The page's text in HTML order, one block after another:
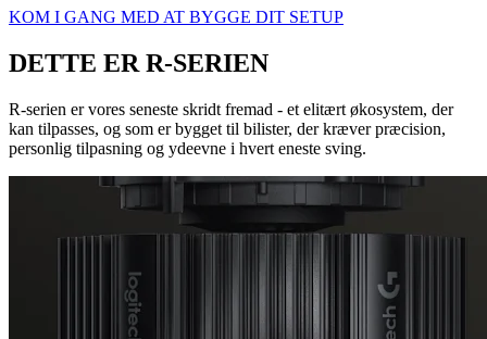
KOM I GANG MED AT BYGGE DIT SETUP
DETTE ER R-SERIEN
R-serien er vores seneste skridt fremad - et elitært økosystem, der
kan tilpasses, og som er bygget til bilister, der kræver præcision,
personlig tilpasning og ydeevne i hvert eneste sving.